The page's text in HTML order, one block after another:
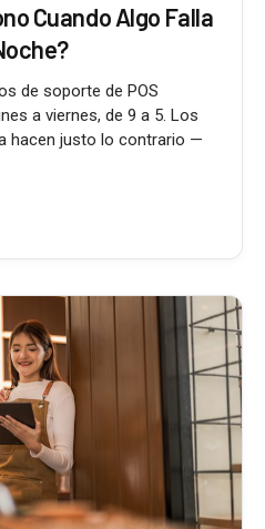
Cuando Algo Falla
de soporte de POS
a viernes, de 9 a 5. Los
hacen justo lo contrario —